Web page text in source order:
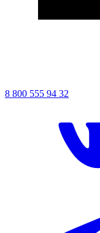
8 800 555 94 32